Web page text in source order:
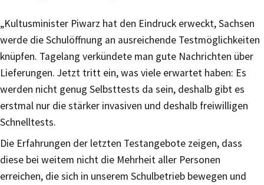
„Kultusminister Piwarz hat den Eindruck erweckt, Sachsen
werde die Schulöffnung an ausreichende Testmöglichkeiten
knüpfen. Tagelang verkündete man gute Nachrichten über
Lieferungen. Jetzt tritt ein, was viele erwartet haben: Es
werden nicht genug Selbsttests da sein, deshalb gibt es
erstmal nur die stärker invasiven und deshalb freiwilligen
Schnelltests.
Die Erfahrungen der letzten Testangebote zeigen, dass
diese bei weitem nicht die Mehrheit aller Personen
erreichen, die sich in unserem Schulbetrieb bewegen und